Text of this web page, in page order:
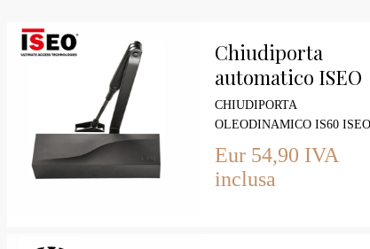
Chiudiporta
automatico ISEO
con fermo forza 2-
4 Verniciato Nero
CHIUDIPORTA
OLEODINAMICO IS60 ISEO
Eur 54,90 IVA
inclusa